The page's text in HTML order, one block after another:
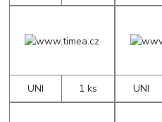
UNI 1 ks UNI